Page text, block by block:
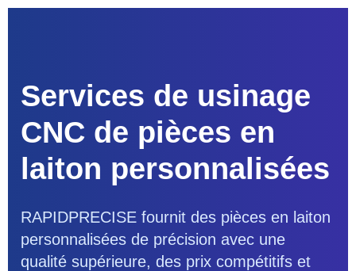
Services de usinage
CNC de pièces en
laiton personnalisées
RAPIDPRECISE fournit des pièces en laiton
personnalisées de précision avec une
qualité supérieure, des prix compétitifs et